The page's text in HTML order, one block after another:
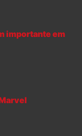
importante em